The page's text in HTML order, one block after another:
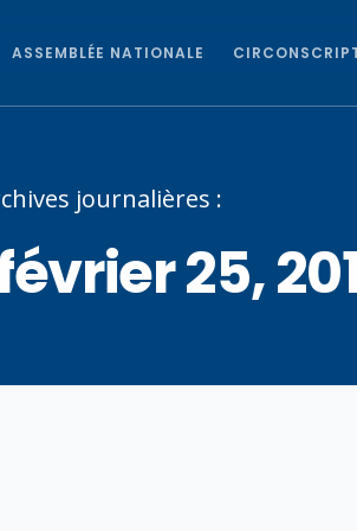
ASSEMBLÉE NATIONALE
journalières :
25,